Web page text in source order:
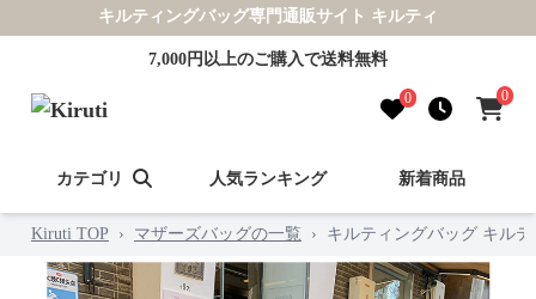
キルティングバッグ専門通販サイト キルティ
7,000円以上のご購入で送料無料
0 0
カテゴリ 人気ランキング 新着商品
Kiruti TOP › マザーズバッグの一覧 › キルティングバッグ キル